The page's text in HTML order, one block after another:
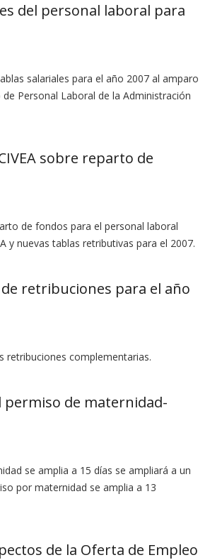
del personal laboral para
salariales para el año 2007 al amparo
Personal Laboral de la Administración
sobre reparto de
de fondos para el personal laboral
y nuevas tablas retributivas para el 2007.
retribuciones para el año
retribuciones complementarias.
permiso de maternidad-
se amplia a 15 días se ampliará a un
por maternidad se amplia a 13
de la Oferta de Empleo